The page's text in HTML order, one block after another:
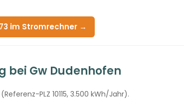
im Stromrechner →
bei Gw Dudenhofen
PLZ 10115, 3.500 kWh/Jahr).